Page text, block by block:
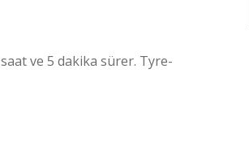
ve 5 dakika sürer. Tyre-